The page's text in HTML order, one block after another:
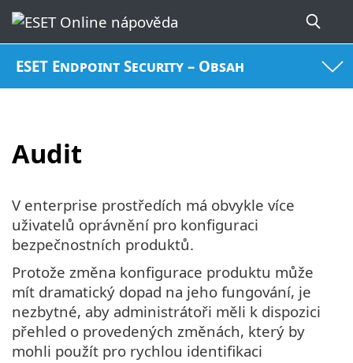
ESET Endpoint Security – Obsah
Audit
V enterprise prostředích má obvykle více
uživatelů oprávnění pro konfiguraci
bezpečnostních produktů.
Protože změna konfigurace produktu může
mít dramatický dopad na jeho fungování, je
nezbytné, aby administrátoři měli k dispozici
přehled o provedených změnách, který by
mohli použít pro rychlou identifikaci